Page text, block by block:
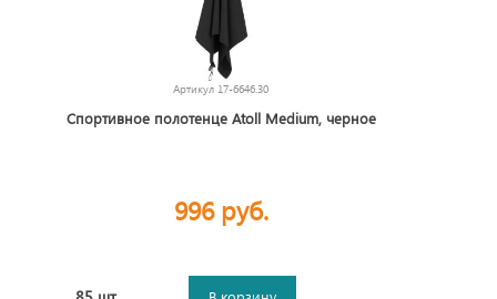
Артикул 17-6646.30
Спортивное полотенце Atoll Medium, черное
996 руб.